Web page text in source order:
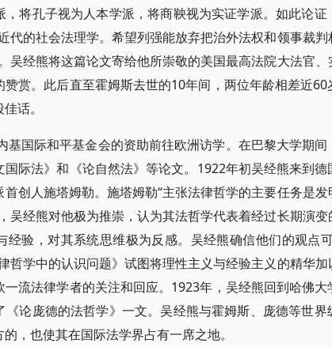
将孔子视为人本学派，将商鞅视为实证学派。如此论
代的社会法理学。希望列强能放弃把治外法权和领事裁
吴经熊将这篇论文寄给他所崇敬的美国最高法院大法官
赏。此后直至霍姆斯去世的10年间，两位年龄相差近
话。
基国际和平基金会的资助前往欧洲访学。在巴黎大学期
际法》和《论自然法》等论文。1922年初吴经熊来到
创人施塔姆勒。施塔姆勒“主张法律哲学的主要任务是
吴经熊对他极为推崇，认为其法哲学代表着经过长期演
经验，对其系统思维极为反感。吴经熊确信他们的观点
哲学中的认识问题》试图将理性主义与经验主义的精华
流法律学者的关注和回应。1923年，吴经熊回到哈佛
论庞德的法哲学》一文。吴经熊与霍姆斯、庞德等世
，也使其在国际法学界占有一席之地。